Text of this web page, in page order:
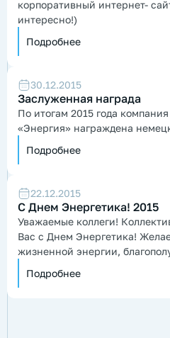
корпоративный интернет-
интересно!)
Подробнее
30.12.2015
Заслуженная награда
По итогам 2015 года
«Энергия» награждена
Подробнее
22.12.2015
С Днем Энергетика! 2015
Уважаемые коллеги!
Вас с Днем Энергетика!
жизненной энергии,
Подробнее